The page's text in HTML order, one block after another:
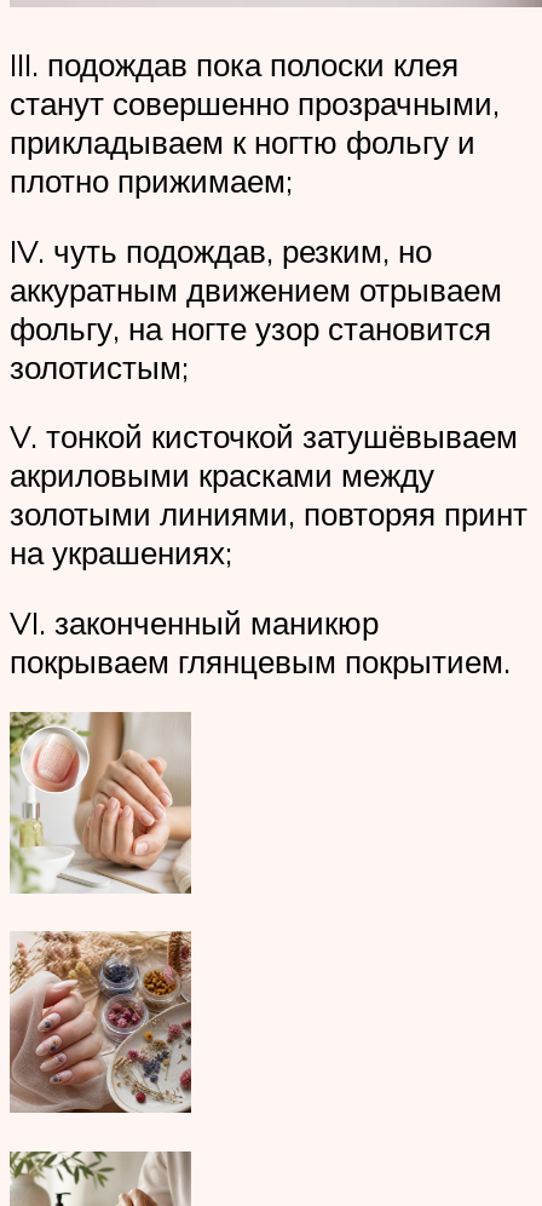
III. подождав пока полоски клея
станут совершенно прозрачными,
прикладываем к ногтю фольгу и
плотно прижимаем;
IV. чуть подождав, резким, но
аккуратным движением отрываем
фольгу, на ногте узор становится
золотистым;
V. тонкой кисточкой затушёвываем
акриловыми красками между
золотыми линиями, повторяя принт
на украшениях;
VI. законченный маникюр
покрываем глянцевым покрытием.